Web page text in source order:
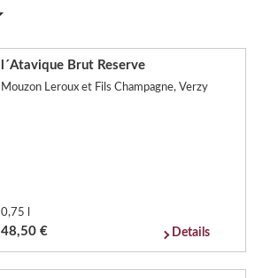
l´Atavique Brut Reserve
Mouzon Leroux et Fils Champagne, Verzy
0,75 l
48,50 € Details